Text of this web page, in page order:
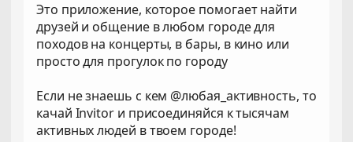
Это приложение, которое помогает найти
друзей и общение в любом городе для
походов на концерты, в бары, в кино или
просто для прогулок по городу
Если не знаешь с кем @любая_активность, то
качай Invitor и присоединяйся к тысячам
активных людей в твоем городе!